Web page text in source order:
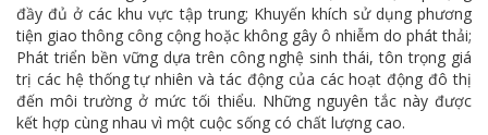
đầy đủ ở các khu vực tập trung; Khuyến khích sử dụng phương
tiện giao thông công cộng hoặc không gây ô nhiễm do phát thải;
Phát triển bền vững dựa trên công nghệ sinh thái, tôn trọng giá
trị các hệ thống tự nhiên và tác động của các hoạt động đô thị
đến môi trường ở mức tối thiểu. Những nguyên tắc này được
kết hợp cùng nhau vì một cuộc sống có chất lượng cao.